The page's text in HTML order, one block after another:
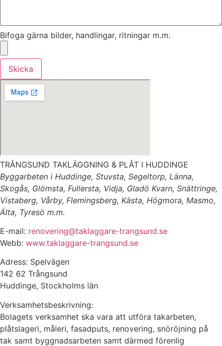
Bifoga gärna bilder, handlingar, ritningar m.m.
Skicka
TRÅNGSUND TAKLÄGGNING & PLÅT I HUDDINGE
Byggarbeten i Huddinge, Stuvsta, Segeltorp, Länna,
Skogås, Glömsta, Fullersta, Vidja, Gladö Kvarn, Snättringe,
Vistaberg, Vårby, Flemingsberg, Kästa, Högmora, Masmo,
Älta, Tyresö m.m.
E-mail: renovering@taklaggare-trangsund.se
Webb: www.taklaggare-trangsund.se
Adress: Spelvägen
142 62 Trångsund
Huddinge, Stockholms län
Verksamhetsbeskrivning:
Bolagets verksamhet ska vara att utföra takarbeten,
plåtslageri, måleri, fasadputs, renovering, snöröjning på
tak samt byggnadsarbeten samt därmed förenlig